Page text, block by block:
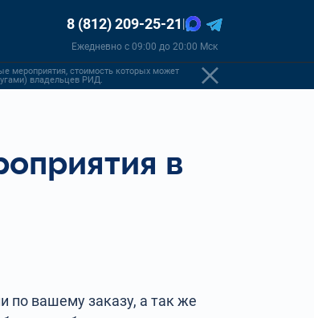
8 (812) 209-25-21 |
Ежедневно с 09:00 до 20:00 Мск
мероприятия, стоимость которых может
владельцев РИД.
в
по вашему заказу, а так же